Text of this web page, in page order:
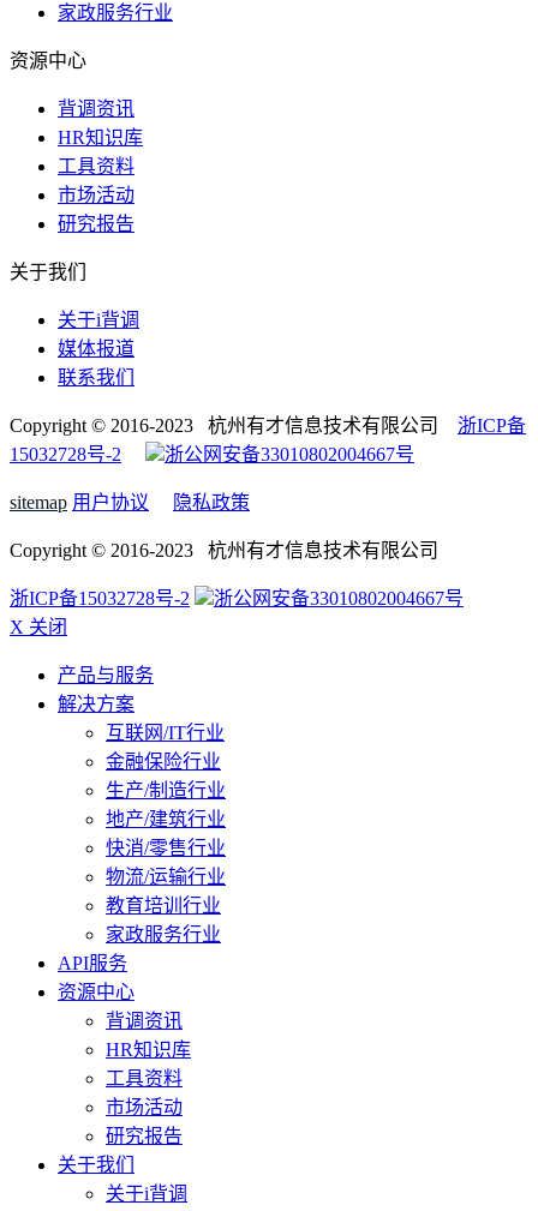
家政服务行业
资源中心
背调资讯
HR知识库
工具资料
市场活动
研究报告
关于我们
关于i背调
媒体报道
联系我们
Copyright © 2016-2023 杭州有才信息技术有限公司 浙ICP备
15032728号-2
浙公网安备33010802004667号
sitemap 用户协议 隐私政策
Copyright © 2016-2023 杭州有才信息技术有限公司
浙ICP备15032728号-2
浙公网安备33010802004667号
X 关闭
产品与服务
解决方案
互联网/IT行业
金融保险行业
生产/制造行业
地产/建筑行业
快消/零售行业
物流/运输行业
教育培训行业
家政服务行业
API服务
资源中心
背调资讯
HR知识库
工具资料
市场活动
研究报告
关于我们
关于i背调